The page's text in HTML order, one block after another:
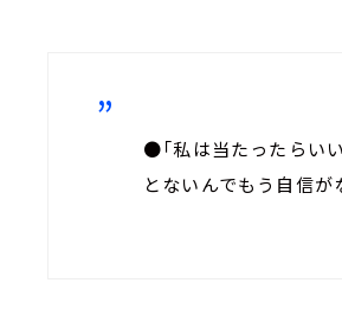
●「私は当たったらい
とないんでもう自信が